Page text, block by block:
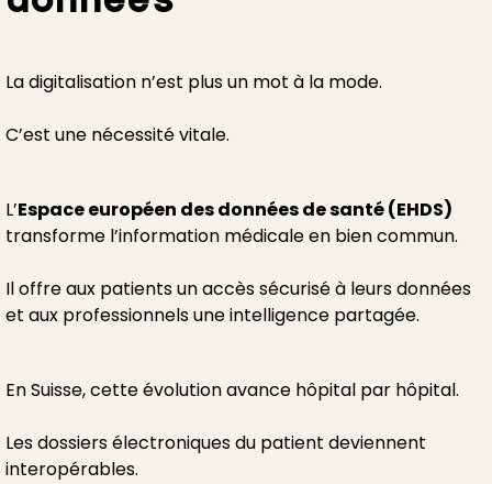
La digitalisation n’est plus un mot à la mode.
C’est une nécessité vitale.
L’Espace européen des données de santé (EHDS)
transforme l’information médicale en bien commun.
Il offre aux patients un accès sécurisé à leurs données
et aux professionnels une intelligence partagée.
En Suisse, cette évolution avance hôpital par hôpital.
Les dossiers électroniques du patient deviennent
interopérables.